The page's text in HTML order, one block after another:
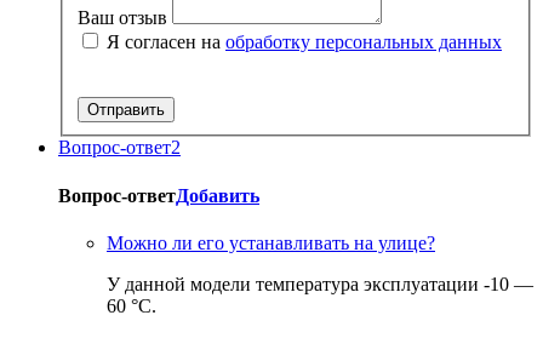
Ваш отзыв
Я согласен на обработку персональных данных
Вопрос-ответ2
Вопрос-ответДобавить
Можно ли его устанавливать на улице?
У данной модели температура эксплуатации -10 —
60 °С.